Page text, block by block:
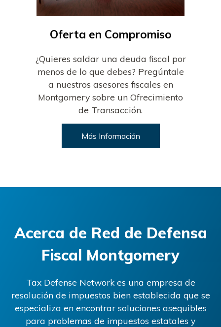
Oferta en Compromiso
¿Quieres saldar una deuda fiscal por
menos de lo que debes? Pregúntale
a nuestros asesores fiscales en
Montgomery sobre un Ofrecimiento
de Transacción.
Más Información
Acerca de Red de Defensa
Fiscal Montgomery
Tax Defense Network es una empresa de
resolución de impuestos bien establecida que se
especializa en encontrar soluciones asequibles
para problemas de impuestos estatales y